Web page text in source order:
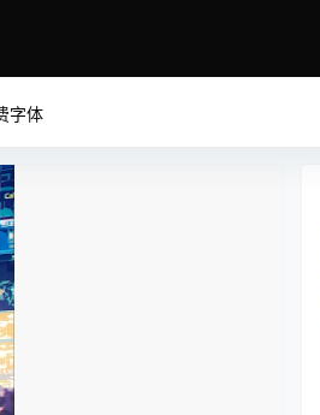
字体